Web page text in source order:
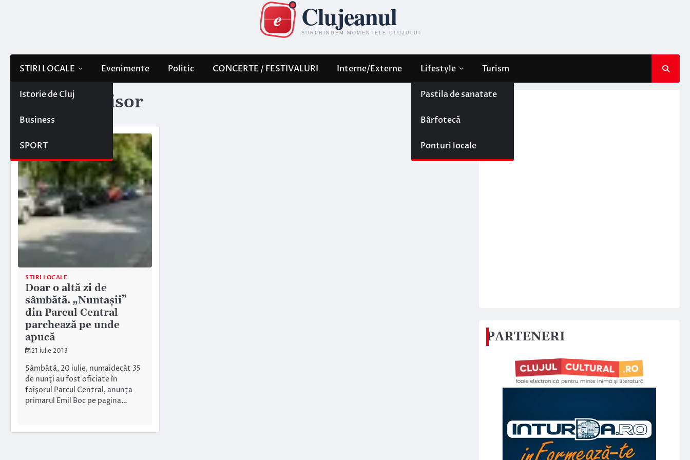
STIRI LOCALE
Istorie de Cluj
Business
SPORT
Evenimente Politic CONCERTE / FESTIVALURI Interne/Externe Lifestyle
Pastila de sanatate
Bârfotecă
Ponturi locale
Turism
Etichetă: foisor
STIRI LOCALE
Doar o altă zi de
sâmbătă. „Nuntaşii”
din Parcul Central
parchează pe unde
apucă
21 iulie 2013
Sâmbătă, 20 iulie, numaidecât 35
de nunţi au fost oficiate în
foişorul Parcul Central, anunţa
primarul Emil Boc pe pagina…
PARTENERI